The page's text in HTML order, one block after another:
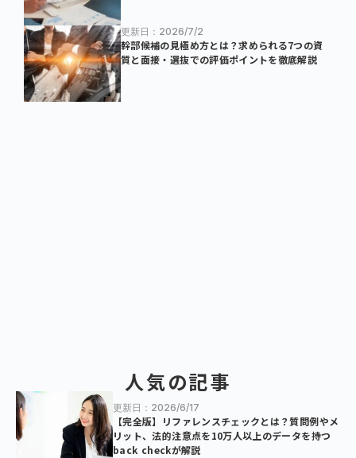
更新日：2026/7/2
幹部候補の見極め方とは？求められる7つの資
質と面接・選抜での評価ポイントを徹底解説
人気の記事
更新日：2026/6/17
【完全版】リファレンスチェックとは？質問例やメ
リット、法的注意点を10万人以上のデータを持つ
back checkが解説